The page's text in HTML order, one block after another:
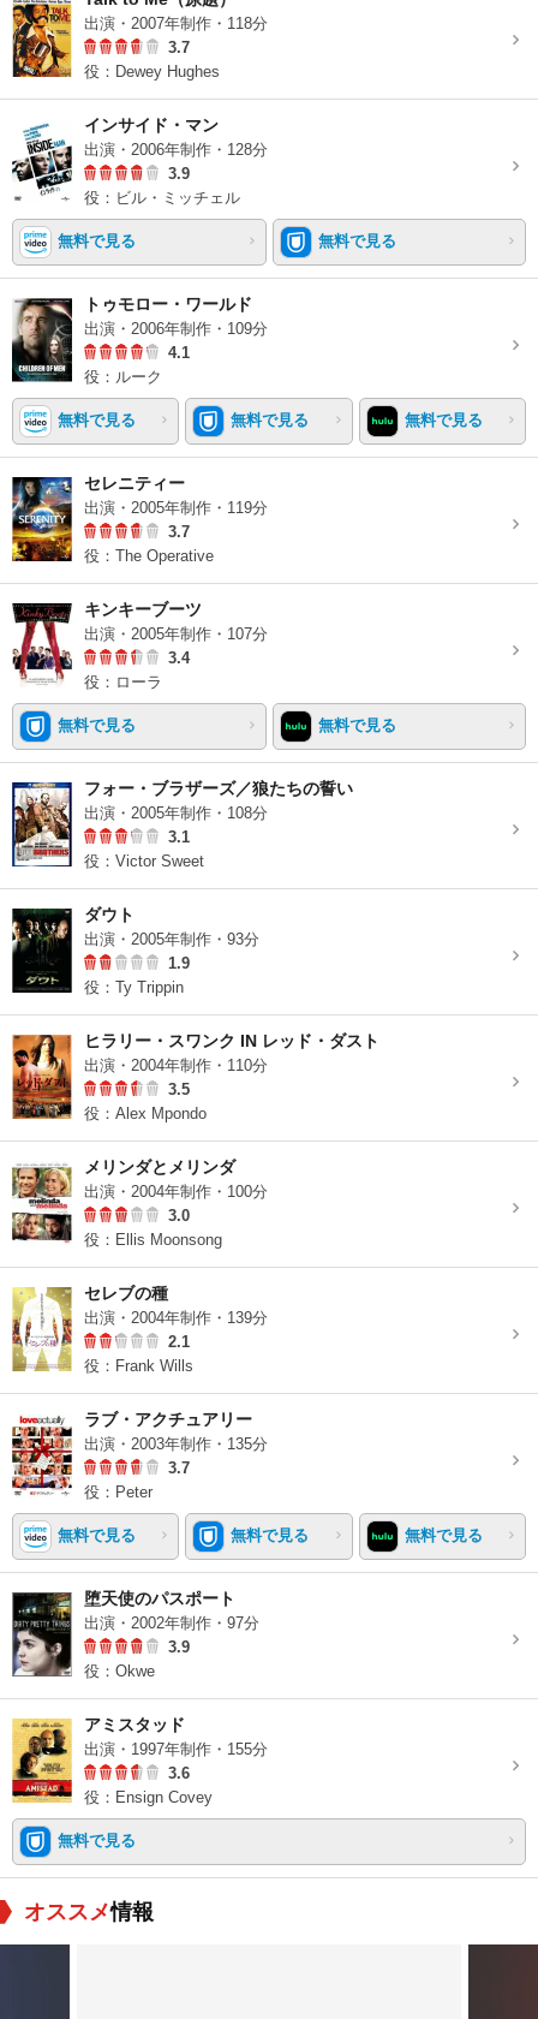
出演・2007年制作・118分
3.7
役：Dewey Hughes
インサイド・マン
出演・2006年制作・128分
3.9
役：ビル・ミッチェル
無料で見る 無料で見る
トゥモロー・ワールド
出演・2006年制作・109分
4.1
役：ルーク
無料で見る 無料で見る 無料で見る
セレニティー
出演・2005年制作・119分
3.7
役：The Operative
キンキーブーツ
出演・2005年制作・107分
3.4
役：ローラ
無料で見る 無料で見る
フォー・ブラザーズ／狼たちの誓い
出演・2005年制作・108分
3.1
役：Victor Sweet
ダウト
出演・2005年制作・93分
1.9
役：Ty Trippin
ヒラリー・スワンク IN レッド・ダスト
出演・2004年制作・110分
3.5
役：Alex Mpondo
メリンダとメリンダ
出演・2004年制作・100分
3.0
役：Ellis Moonsong
セレブの種
出演・2004年制作・139分
2.1
役：Frank Wills
ラブ・アクチュアリー
出演・2003年制作・135分
3.7
役：Peter
無料で見る 無料で見る 無料で見る
堕天使のパスポート
出演・2002年制作・97分
3.9
役：Okwe
アミスタッド
出演・1997年制作・155分
3.6
役：Ensign Covey
無料で見る
オススメ情報